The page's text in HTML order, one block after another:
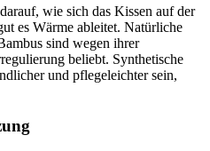
wie sich das Kissen auf der
es Wärme ableitet. Natürliche
sind wegen ihrer
beliebt. Synthetische
und pflegeleichter sein,